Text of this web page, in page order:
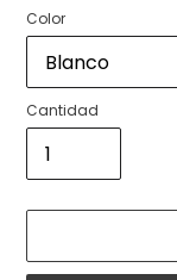
Color
Cantidad